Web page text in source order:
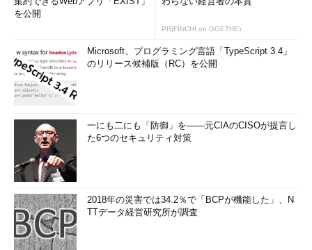
由から、計上された例外的な資産。例外の
ため、その適用は5つの項目に限定されてい
る。また、貸借対照表においては、他の資
産とは別に表示する。
おいて利益計算をするに当たってのルールです。勉強会の自己投
資については、原則も例外もありませんので、皆さんの自己研さ
んを心より応援しています（時には家庭の空気にも配慮しつ
つ！）。それではまた。
筆者紹介
吉田延史（よしだのぶふみ）
を公開
PR(FINCHI on GOETHE)
Microsoft、プログラミング言語「TypeScript 3.4」
のリリース候補版（RC）を公開
一にも二にも「防御」を――元CIAのCISOが提言し
た6つのセキュリティ対策
2018年の災害では34.2％で「BCPが機能した」、N
TTデータ経営研究所が調査